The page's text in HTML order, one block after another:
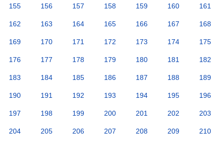
155 156 157 158 159 160 161
162 163 164 165 166 167 168
169 170 171 172 173 174 175
176 177 178 179 180 181 182
183 184 185 186 187 188 189
190 191 192 193 194 195 196
197 198 199 200 201 202 203
204 205 206 207 208 209 210